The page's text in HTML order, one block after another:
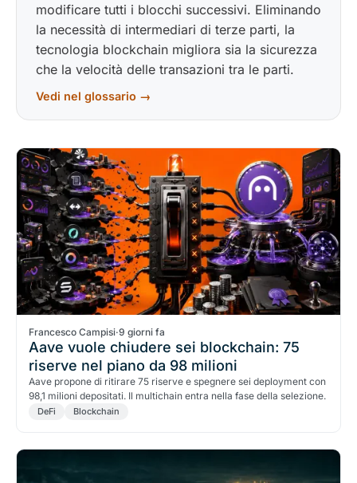
modificare tutti i blocchi successivi. Eliminando
la necessità di intermediari di terze parti, la
tecnologia blockchain migliora sia la sicurezza
che la velocità delle transazioni tra le parti.
Vedi nel glossario →
Francesco Campisi·9 giorni fa
Aave vuole chiudere sei blockchain: 75
riserve nel piano da 98 milioni
Aave propone di ritirare 75 riserve e spegnere sei deployment con
98,1 milioni depositati. Il multichain entra nella fase della selezione.
DeFi Blockchain